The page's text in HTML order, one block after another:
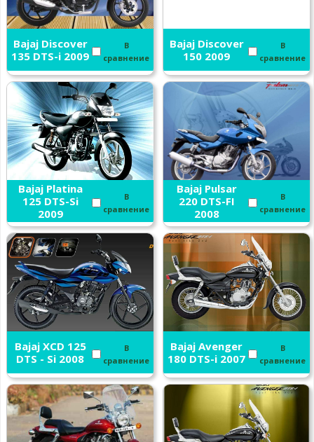
Bajaj Discover
135 DTS-i 2009
В
сравнение
Bajaj Discover
150 2009
В
сравнение
Bajaj Platina
125 DTS-Si
2009
В
сравнение
Bajaj Pulsar
220 DTS-FI
2008
В
сравнение
Bajaj XCD 125
DTS - Si 2008
В
сравнение
Bajaj Avenger
180 DTS-i 2007
В
сравнение